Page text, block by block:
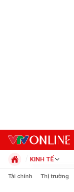
KINH TẾ
Chính trị
Tài chính Thị trường